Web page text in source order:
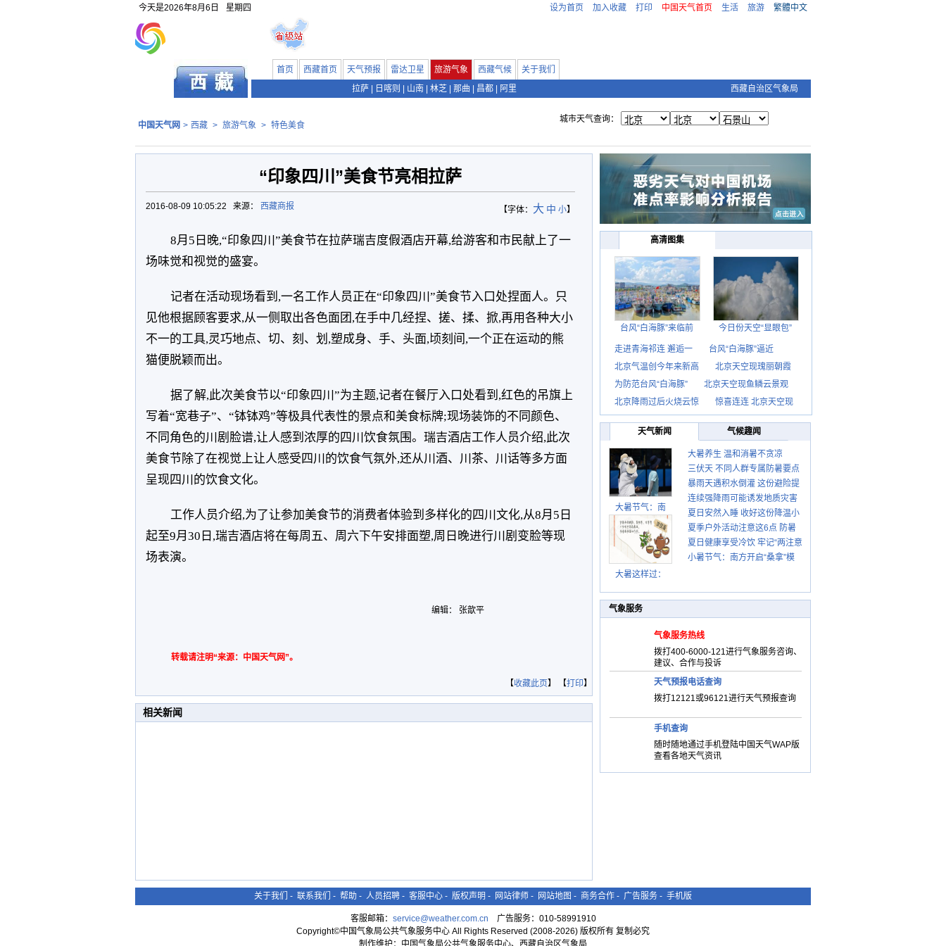
今天是2026年8月6日 星期四 设为首页 加入收藏 打印 中国天气首页 生活 旅游 繁體中文
首页 西藏首页 天气预报 雷达卫星 旅游气象 西藏气候
关于我们
拉萨
日喀则 山南 林芝 那曲 昌都 阿里 西藏自治区气象局
中国天气网 > 西藏 > 旅游气象 > 特色美食
城市天气查询：
“印象四川”美食节亮相拉萨
【字体： 大 中 小】
2016-08-09 10:05:22 来源： 西藏商报
8月5日晚,“印象四川”美食节在拉萨瑞吉度假酒店开幕,给游客和市民献上了一
场味觉和视觉的盛宴。
记者在活动现场看到,一名工作人员正在“印象四川”美食节入口处捏面人。只
见他根据顾客要求,从一侧取出各色面团,在手中几经捏、搓、揉、掀,再用各种大小
不一的工具,灵巧地点、切、刻、划,塑成身、手、头面,顷刻间,一个正在运动的熊
猫便脱颖而出。
据了解,此次美食节以“印象四川”为主题,记者在餐厅入口处看到,红色的吊旗上
写着“宽巷子”、“钵钵鸡”等极具代表性的景点和美食标牌;现场装饰的不同颜色、
不同角色的川剧脸谱,让人感到浓厚的四川饮食氛围。瑞吉酒店工作人员介绍,此次
美食节除了在视觉上让人感受四川的饮食气氛外,还从川酒、川茶、川话等多方面
呈现四川的饮食文化。
工作人员介绍,为了让参加美食节的消费者体验到多样化的四川文化,从8月5日
起至9月30日,瑞吉酒店将在每周五、周六下午安排面塑,周日晚进行川剧变脸等现
场表演。
编辑： 张歆平
转载请注明“来源：中国天气网”。
【收藏此页】 【打印】
相关新闻
高清图集
台风“白海豚”来临前 今日份天空“显眼包”
走进青海祁连 邂逅一
台风“白海豚”逼近
北京气温创今年来新高
北京天空现瑰丽朝霞
为防范台风“白海豚”
北京天空现鱼鳞云景观
北京降雨过后火烧云惊
惊喜连连 北京天空现
天气新闻 气候趣闻
大暑节气：南
大暑这样过：
大暑养生 温和消暑不贪凉
三伏天 不同人群专属防暑要点
请收好
暴雨天遇积水倒灌 这份避险提
示请收好
连续强降雨可能诱发地质灾害
这些前兆要知道
夏日安然入睡 收好这份降温小
贴士
夏季户外活动注意这6点 防暑
健身两不误
夏日健康享受冷饮 牢记“两注意
一控制”
小暑节气：南方开启“桑拿”模
气象服务
气象服务热线
拨打400-6000-121进行气象服务咨询、
建议、合作与投诉
天气预报电话查询
拨打12121或96121进行天气预报查询
手机查询
随时随地通过手机登陆中国天气WAP版
查看各地天气资讯
关于我们 - 联系我们 - 帮助 - 人员招聘 - 客服中心 - 版权声明 - 网站律师 - 网站地图 - 商务合作 - 广告服务 - 手机版
客服邮箱： service@weather.com.cn 广告服务：010-58991910
Copyright©中国气象局公共气象服务中心 All Rights Reserved (2008-2026) 版权所有 复制必究
制作维护：中国气象局公共气象服务中心、西藏自治区气象局